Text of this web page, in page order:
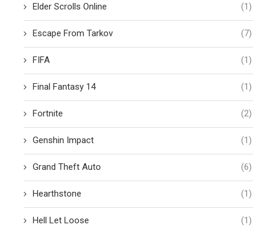
Elder Scrolls Online (1)
Escape From Tarkov (7)
FIFA (1)
Final Fantasy 14 (1)
Fortnite (2)
Genshin Impact (1)
Grand Theft Auto (6)
Hearthstone (1)
Hell Let Loose (1)